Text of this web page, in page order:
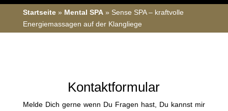
Startseite» Mental SPA» Sense SPA – kraftvolle
Energiemassagen auf der Klangliege
Kontaktformular
Melde Dich gerne wenn Du Fragen hast, Du kannst mir